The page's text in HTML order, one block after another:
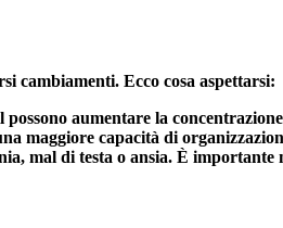
cambiamenti. Ecco cosa aspettarsi:
aumentare la
maggiore capacità di
mal di testa o ansia. È